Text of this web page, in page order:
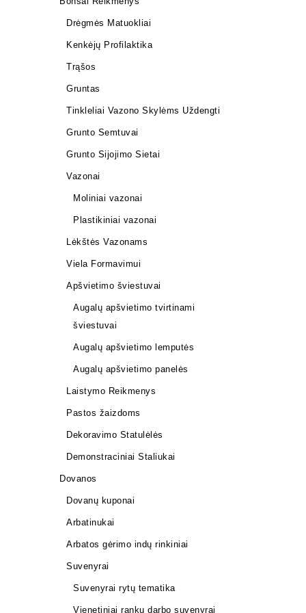
Drėgmės Matuokliai
Kenkėjų Profilaktika
Trąšos
Gruntas
Tinkleliai Vazono Skylėms Uždengti
Grunto Semtuvai
Grunto Sijojimo Sietai
Vazonai
Moliniai vazonai
Plastikiniai vazonai
Lėkštės Vazonams
Viela Formavimui
Apšvietimo šviestuvai
Augalų apšvietimo tvirtinami
šviestuvai
Augalų apšvietimo lemputės
Augalų apšvietimo panelės
Laistymo Reikmenys
Pastos žaizdoms
Dekoravimo Statulėlės
Demonstraciniai Staliukai
Dovanos
Dovanų kuponai
Arbatinukai
Arbatos gėrimo indų rinkiniai
Suvenyrai
Suvenyrai rytų tematika
Vienetiniai rankų darbo suvenyrai